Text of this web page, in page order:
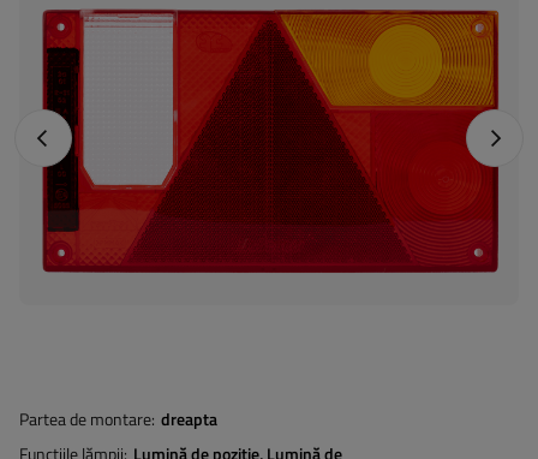
Fotografia anterioară
Partea de montare dreapta
Funcțiile lămpii Lumină de poziție Lumină de